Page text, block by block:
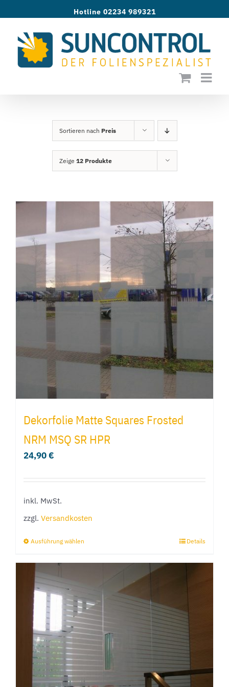
springen
Hotline 02234 989321
Sortieren nach Preis
Zeige 12 Produkte
Dekorfolie Matte Squares Frosted
NRM MSQ SR HPR
24,90€
inkl. MwSt.
zzgl. Versandkosten
Ausführung wählen
mehrere
Varianten
auf.
Die
Optionen
können
auf
Details